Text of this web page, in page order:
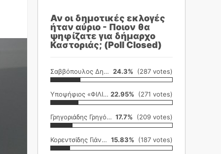
Αν οι δημοτικές εκλογές
ήταν αύριο - Ποιον θα
ψηφίζατε για δήμαρχο
Καστοριάς; (Poll Closed)
Σαββόπουλος Δημήτρης 24.3% (287 votes)
Υποψήφιος «ΦΙΛΙΚΗ ΕΤΑΙΡΕΙΑ» 22.95% (271 votes)
Γρηγοριάδης Γρηγόρης 17.7% (209 votes)
Κορεντσίδης Γιάννης 15.83% (187 votes)